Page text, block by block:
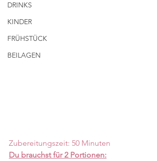
DRINKS
KINDER
FRÜHSTÜCK
BEILAGEN
Zubereitungszeit: 50 Minuten
Du brauchst für 2 Portionen: